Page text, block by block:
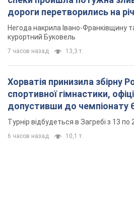
допустивши до чемпіонату
основних спортсменів
6 часов назад 10,1 т.